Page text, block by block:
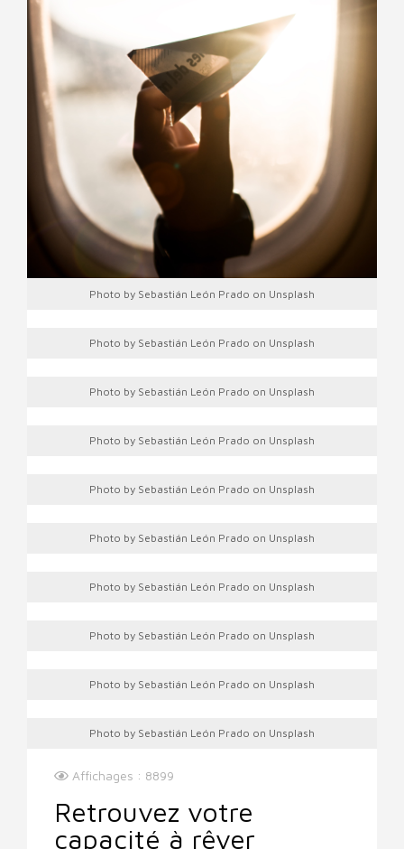
Photo by Sebastián León Prado on Unsplash
Photo by Sebastián León Prado on Unsplash
Photo by Sebastián León Prado on Unsplash
Photo by Sebastián León Prado on Unsplash
Photo by Sebastián León Prado on Unsplash
Photo by Sebastián León Prado on Unsplash
Photo by Sebastián León Prado on Unsplash
Photo by Sebastián León Prado on Unsplash
Photo by Sebastián León Prado on Unsplash
Photo by Sebastián León Prado on Unsplash
Affichages : 8899
Retrouvez votre
capacité à rêver